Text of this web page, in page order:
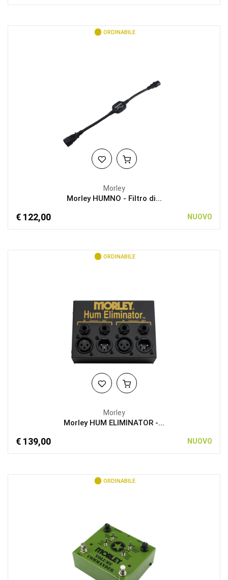
ORDINABILE
Morley
Morley HUMNO - Filtro di...
€ 122,00 NUOVO
ORDINABILE
Morley
Morley HUM ELIMINATOR -...
€ 139,00 NUOVO
ORDINABILE